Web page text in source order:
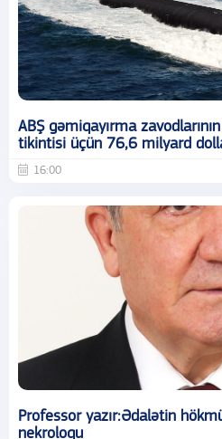
ABŞ gəmiqayırma
tikintisi üçün 76,6 milyard
16:00
Professor yazır:Ədalətin
nekroloqu